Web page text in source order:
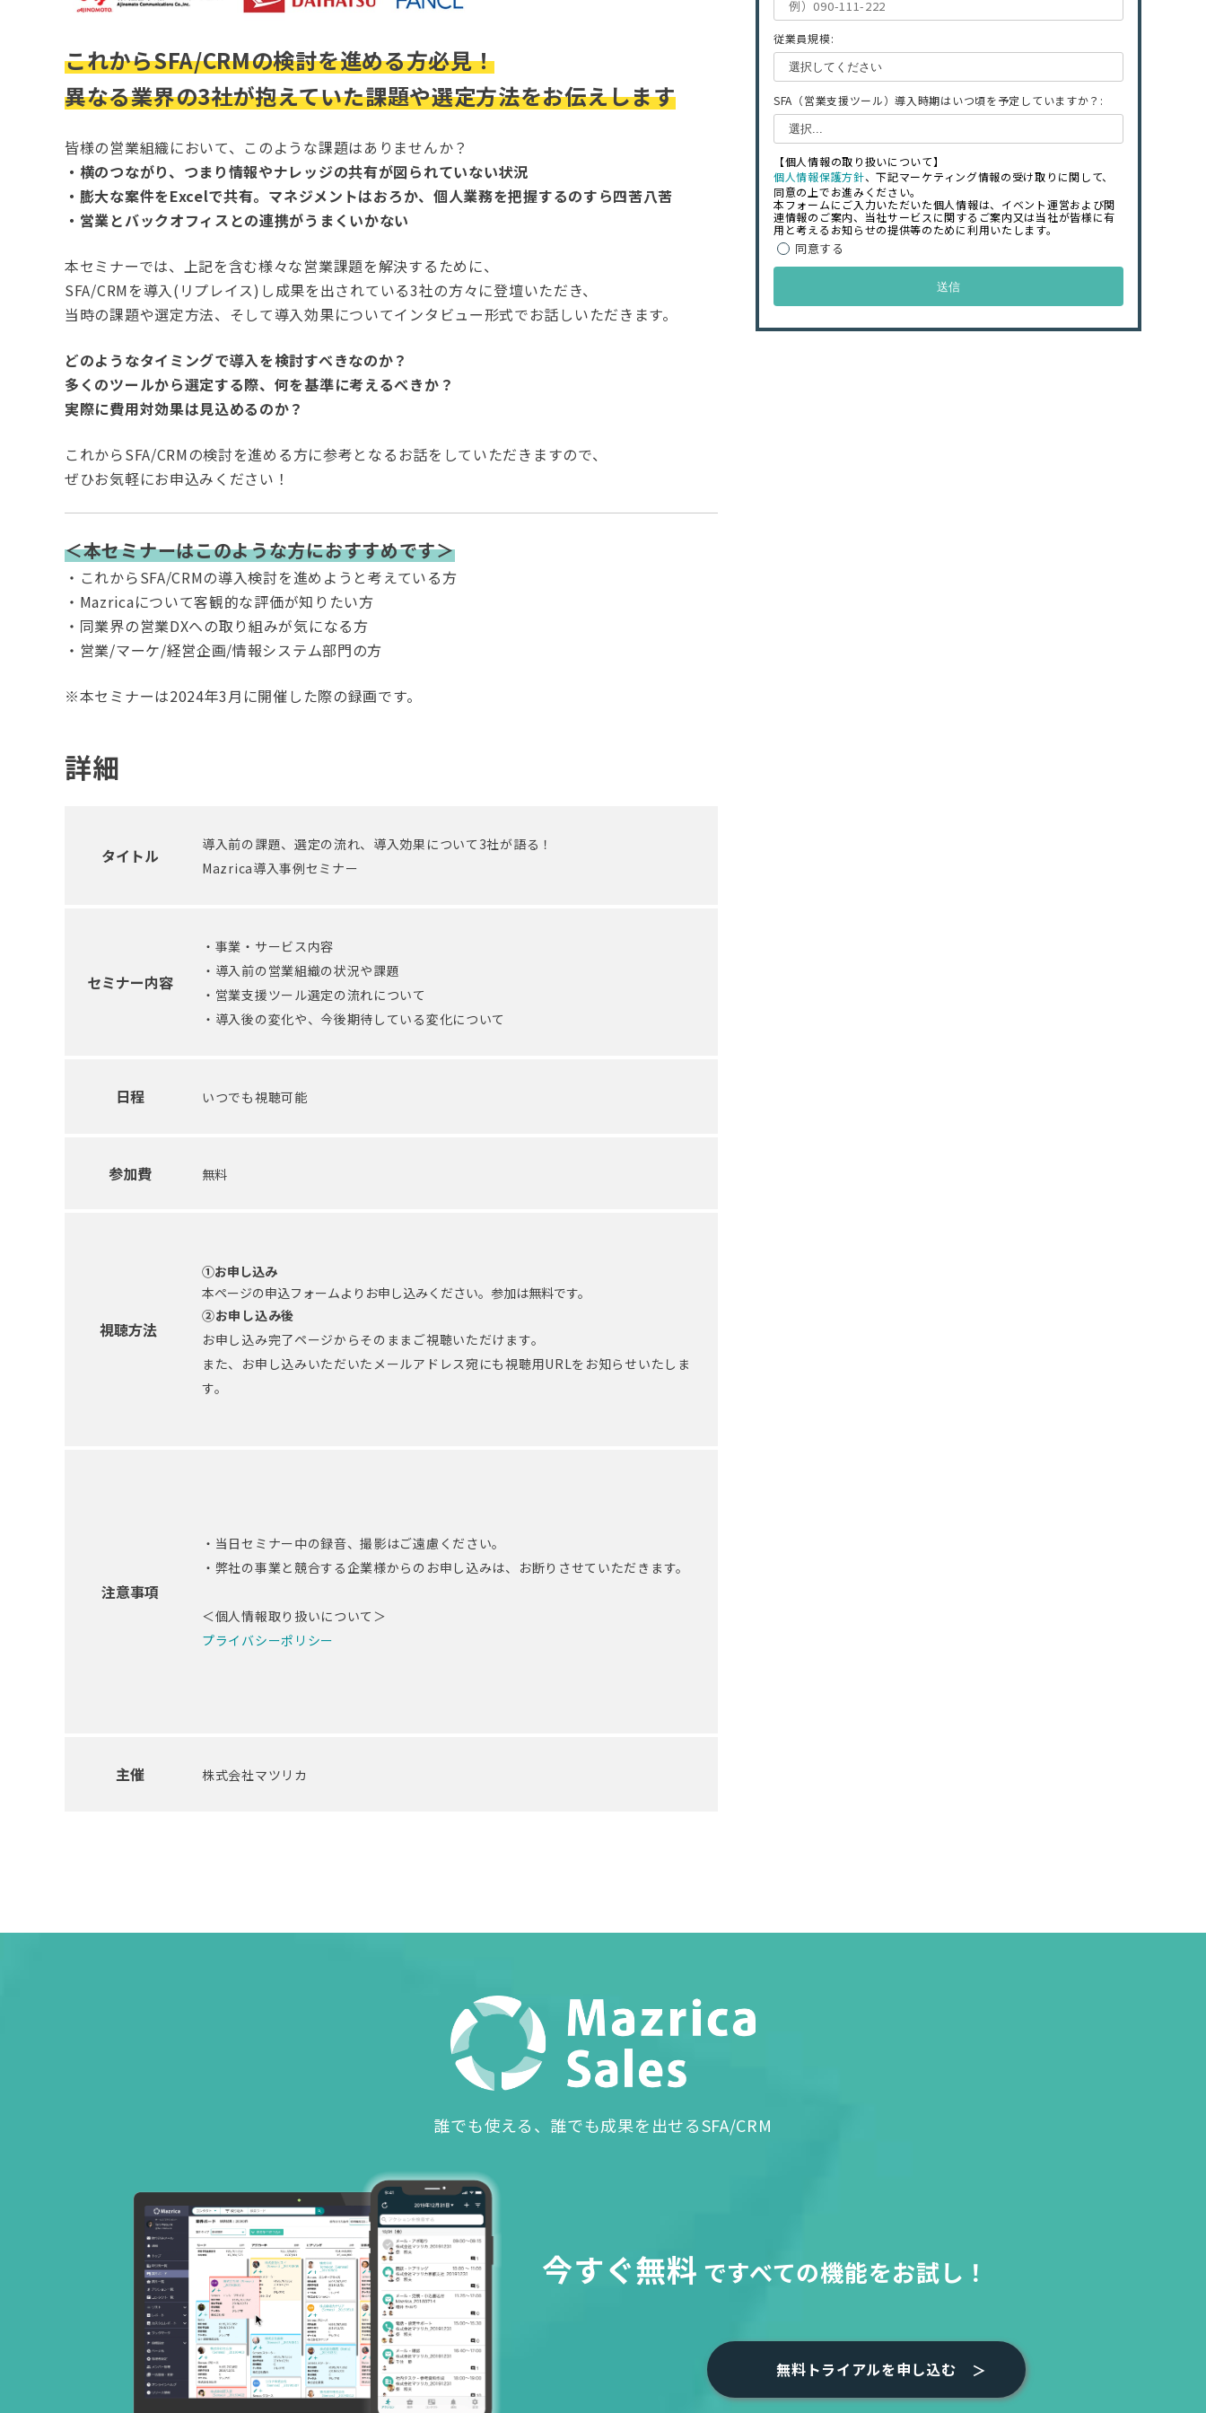
これからSFA/CRMの検討を進める方必見！
異なる業界の3社が抱えていた課題や選定方法をお伝えします
皆様の営業組織において、このような課題はありませんか？
・横のつながり、つまり情報やナレッジの共有が図られていない状況
・膨大な案件をExcelで共有。マネジメントはおろか、個人業務を把握するのすら四苦八苦
・営業とバックオフィスとの連携がうまくいかない
本セミナーでは、上記を含む様々な営業課題を解決するために、
SFA/CRMを導入(リプレイス)し成果を出されている3社の方々に登壇いただき、
当時の課題や選定方法、そして導入効果についてインタビュー形式でお話しいただきます。
どのようなタイミングで導入を検討すべきなのか？
多くのツールから選定する際、何を基準に考えるべきか？
実際に費用対効果は見込めるのか？
これからSFA/CRMの検討を進める方に参考となるお話をしていただきますので、
ぜひお気軽にお申込みください！
＜本セミナーはこのような方におすすめです＞
・これからSFA/CRMの導入検討を進めようと考えている方
・Mazricaについて客観的な評価が知りたい方
・同業界の営業DXへの取り組みが気になる方
・営業/マーケ/経営企画/情報システム部門の方
※本セミナーは2024年3月に開催した際の録画です。
詳細
タイトル
導入前の課題、選定の流れ、導入効果について3社が語る！
Mazrica導入事例セミナー
セミナー内容
・事業・サービス内容
・導入前の営業組織の状況や課題
・営業支援ツール選定の流れについて
・導入後の変化や、今後期待している変化について
日程 いつでも視聴可能
参加費 無料
視聴方法
①お申し込み
本ページの申込フォームよりお申し込みください。参加は無料です。
②お申し込み後
お申し込み完了ページからそのままご視聴いただけます。
また、お申し込みいただいたメールアドレス宛にも視聴用URLをお知らせいたしま
す。
注意事項
・当日セミナー中の録音、撮影はご遠慮ください。
・弊社の事業と競合する企業様からのお申し込みは、お断りさせていただきます。
＜個人情報取り扱いについて＞
プライバシーポリシー
主催 株式会社マツリカ
従業員規模:
SFA（営業支援ツール）導入時期はいつ頃を予定していますか？:
【個人情報の取り扱いについて】
個人情報保護方針、下記マーケティング情報の受け取りに関して、
同意の上でお進みください。
本フォームにご入力いただいた個人情報は、イベント運営および関
連情報のご案内、当社サービスに関するご案内又は当社が皆様に有
用と考えるお知らせの提供等のために利用いたします。
同意する
送信
誰でも使える、誰でも成果を出せるSFA/CRM
今すぐ無料 ですべての機能をお試し！
無料トライアルを申し込む